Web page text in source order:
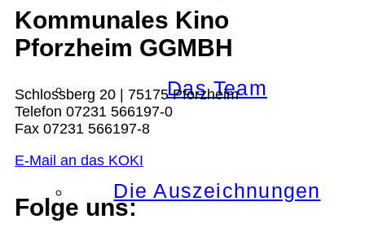
Das Team
Die Auszeichnungen
Kommunales Kino
Pforzheim GGMBH
Schlossberg 20 | 75175 Pforzheim
Telefon 07231 566197-0
Fax 07231 566197-8
E-Mail an das KOKI
Folge uns: